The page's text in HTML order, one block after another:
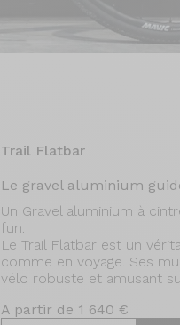
Trail Flatbar
Le gravel aluminium
Un Gravel aluminium à
fun.
Le Trail Flatbar est un
comme en voyage. Ses
vélo robuste et amusant
A partir de 1 640 €